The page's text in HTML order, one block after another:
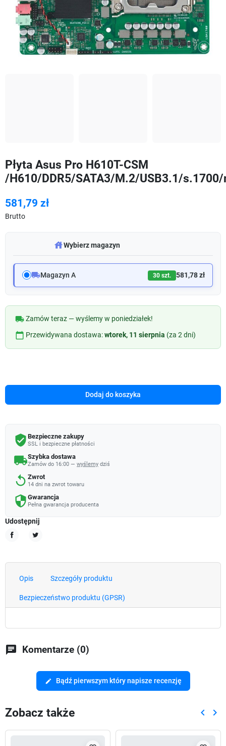
Płyta Asus Pro H610T-CSM
/H610/DDR5/SATA3/M.2/USB3.1/
581,79 zł
Brutto
warehouseWybierz magazyn
local_shippingMagazyn A 30 szt. 581,78 zł
local_shippingZamów teraz — wyślemy w poniedziałek!
calendar_today Przewidywana dostawa:wtorek, 11 sierpnia (za 2 dni)
Dodaj do koszyka
verified_user Bezpieczne zakupy
SSL i bezpieczne płatności
local_shippingSzybka dostawa
Zamów do 16:00 — wyślemy dziś
replay Zwrot
14 dni na zwrot towaru
security Gwarancja
Pełna gwarancja producenta
Udostępnij
Opis Szczegóły produktu
Bezpieczeństwo produktu (GPSR)
chat Komentarze (0)
edit Bądź pierwszym który napisze recenzję
Zobacz także keyboard_arrow_left keyboard_arrow_right